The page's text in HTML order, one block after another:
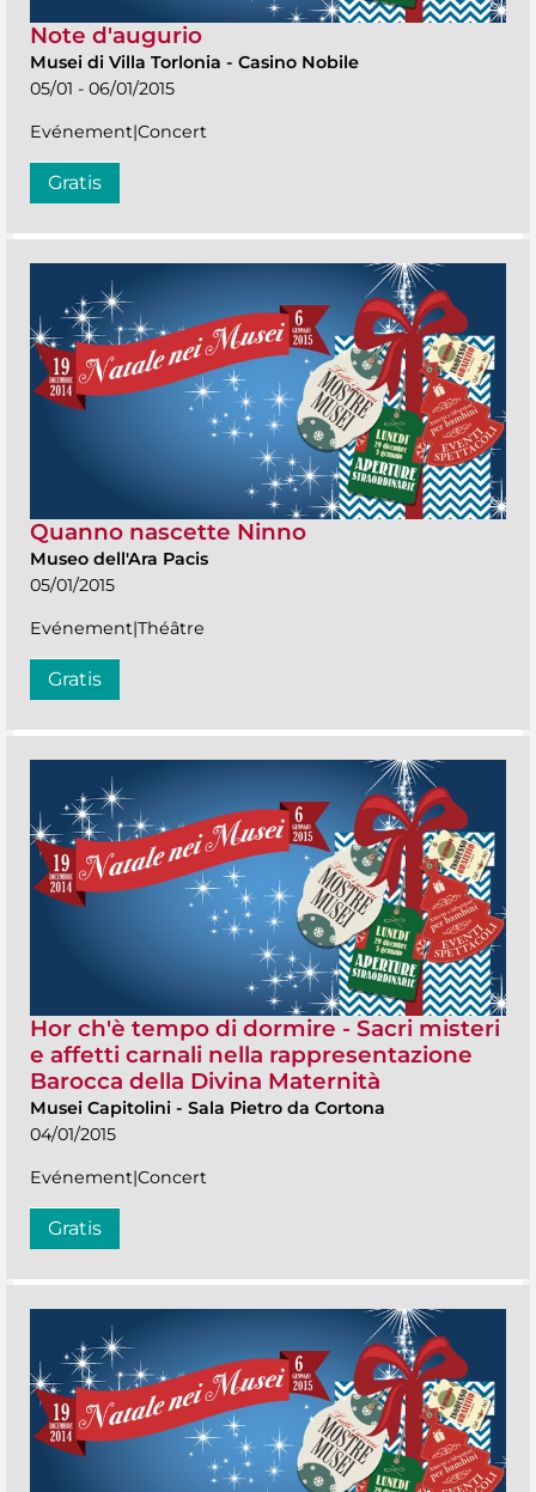
Note d'augurio
Musei di Villa Torlonia - Casino Nobile
05/01 - 06/01/2015
Evénement|Concert
Gratis
Quanno nascette Ninno
Museo dell'Ara Pacis
05/01/2015
Evénement|Théâtre
Gratis
Hor ch'è tempo di dormire - Sacri misteri
e affetti carnali nella rappresentazione
Barocca della Divina Maternità
Musei Capitolini - Sala Pietro da Cortona
04/01/2015
Evénement|Concert
Gratis